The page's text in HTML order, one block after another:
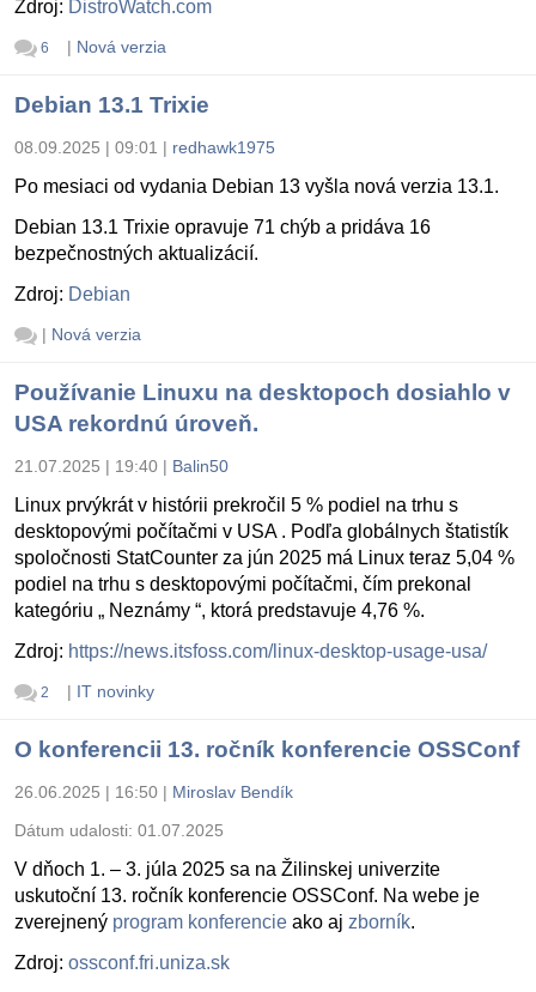
Zdroj: DistroWatch.com
6 | Nová verzia
Debian 13.1 Trixie
08.09.2025 | 09:01 | redhawk1975
Po mesiaci od vydania Debian 13 vyšla nová verzia 13.1.
Debian 13.1 Trixie opravuje 71 chýb a pridáva 16
bezpečnostných aktualizácií.
Zdroj: Debian
| Nová verzia
Používanie Linuxu na desktopoch dosiahlo v
USA rekordnú úroveň.
21.07.2025 | 19:40 | Balin50
Linux prvýkrát v histórii prekročil 5 % podiel na trhu s
desktopovými počítačmi v USA . Podľa globálnych štatistík
spoločnosti StatCounter za jún 2025 má Linux teraz 5,04 %
podiel na trhu s desktopovými počítačmi, čím prekonal
kategóriu „ Neznámy “, ktorá predstavuje 4,76 %.
Zdroj: https://news.itsfoss.com/linux-desktop-usage-usa/
2 | IT novinky
O konferencii 13. ročník konferencie OSSConf
26.06.2025 | 16:50 | Miroslav Bendík
Dátum udalosti: 01.07.2025
V dňoch 1. – 3. júla 2025 sa na Žilinskej univerzite
uskutoční 13. ročník konferencie OSSConf. Na webe je
zverejnený program konferencie ako aj zborník.
Zdroj: ossconf.fri.uniza.sk